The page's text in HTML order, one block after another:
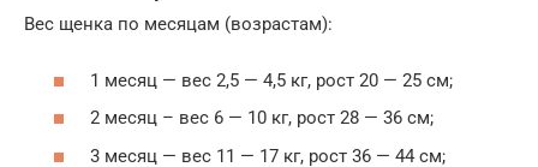
Вес щенка по месяцам (возрастам):
1 месяц — вес 2,5 — 4,5 кг, рост 20 — 25 см;
2 месяц – вес 6 — 10 кг, рост 28 — 36 см;
3 месяц — вес 11 — 17 кг, рост 36 — 44 см;